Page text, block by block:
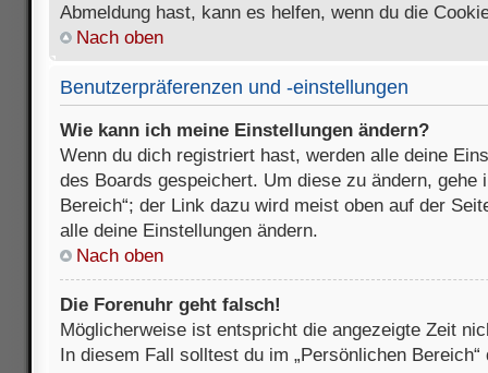
Abmeldung hast, kann es helfen, wenn du die
Nach oben
Benutzerpräferenzen und -einstellungen
Wie kann ich meine Einstellungen ändern?
Wenn du dich registriert hast, werden alle deine
des Boards gespeichert. Um diese zu ändern, gehe
Bereich“; der Link dazu wird meist oben auf der
alle deine Einstellungen ändern.
Nach oben
Die Forenuhr geht falsch!
Möglicherweise ist entspricht die angezeigte Zeit
In diesem Fall solltest du im „Persönlichen